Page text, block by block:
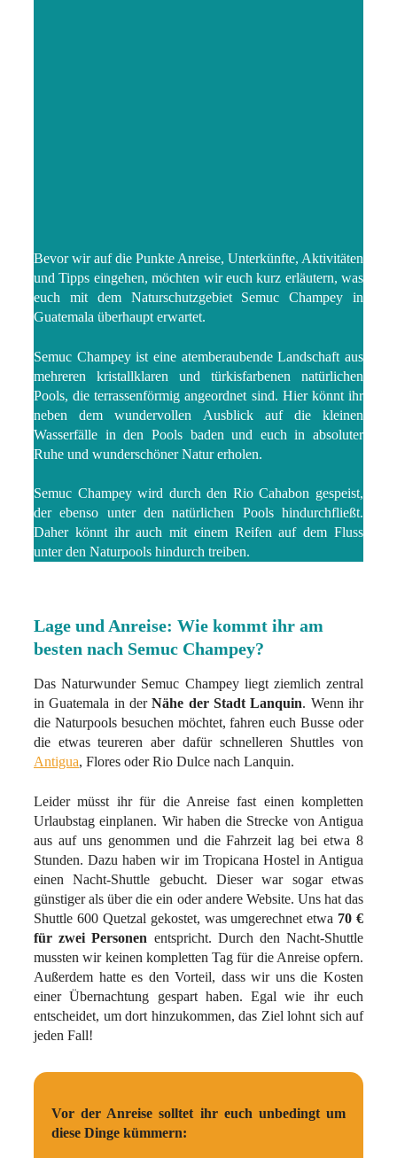
Bevor wir auf die Punkte Anreise, Unterkünfte, Aktivitäten
und Tipps eingehen, möchten wir euch kurz erläutern, was
euch mit dem Naturschutzgebiet Semuc Champey in
Guatemala überhaupt erwartet.
Semuc Champey ist eine atemberaubende Landschaft aus
mehreren kristallklaren und türkisfarbenen natürlichen
Pools, die terrassenförmig angeordnet sind. Hier könnt ihr
neben dem wundervollen Ausblick auf die kleinen
Wasserfälle in den Pools baden und euch in absoluter
Ruhe und wunderschöner Natur erholen.
Semuc Champey wird durch den Rio Cahabon gespeist,
der ebenso unter den natürlichen Pools hindurchfließt.
Daher könnt ihr auch mit einem Reifen auf dem Fluss
unter den Naturpools hindurch treiben.
Lage und Anreise: Wie kommt ihr am
besten nach Semuc Champey?
Das Naturwunder Semuc Champey liegt ziemlich zentral
in Guatemala in derNähe der Stadt Lanquin. Wenn ihr
die Naturpools besuchen möchtet, fahren euch Busse oder
die etwas teureren aber dafür schnelleren Shuttles von
Antigua, Flores oder Rio Dulce nach Lanquin.
Leider müsst ihr für die Anreise fast einen kompletten
Urlaubstag einplanen. Wir haben die Strecke von Antigua
aus auf uns genommen und die Fahrzeit lag bei etwa 8
Stunden. Dazu haben wir im Tropicana Hostel in Antigua
einen Nacht-Shuttle gebucht. Dieser war sogar etwas
günstiger als über die ein oder andere Website. Uns hat das
Shuttle 600 Quetzal gekostet, was umgerechnet etwa 70 €
für zwei Personen entspricht. Durch den Nacht-Shuttle
mussten wir keinen kompletten Tag für die Anreise opfern.
Außerdem hatte es den Vorteil, dass wir uns die Kosten
einer Übernachtung gespart haben. Egal wie ihr euch
entscheidet, um dort hinzukommen, das Ziel lohnt sich auf
jeden Fall!
Vor der Anreise solltet ihr euch unbedingt um
diese Dinge kümmern: